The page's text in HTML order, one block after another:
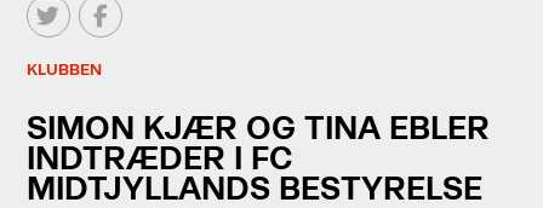
KLUBBEN
SIMON KJÆR OG TINA EBLER
INDTRÆDER I FC
MIDTJYLLANDS BESTYRELSE